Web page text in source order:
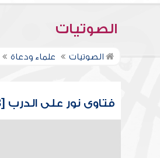
الصوتيات
الصوتيات علماء ودعاة
فتاوى نور على الدرب [173]